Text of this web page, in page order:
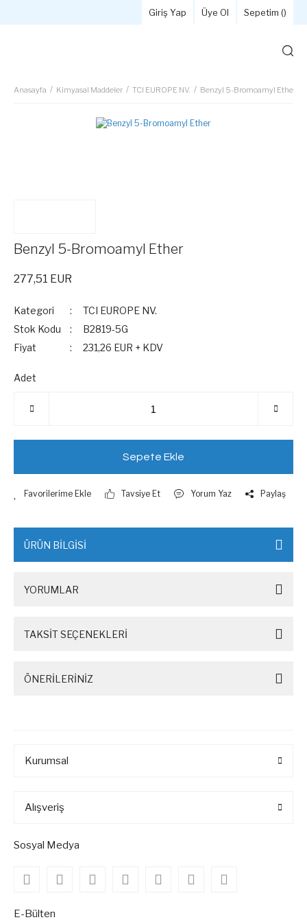
Giriş Yap Üye Ol Sepetim ()
Anasayfa Kimyasal Maddeler TCI EUROPE NV. Benzyl 5-Bromoamyl Ether
Benzyl 5-Bromoamyl Ether
277,51 EUR
Kategori
TCI EUROPE NV.
Stok Kodu
B2819-5G
Fiyat
231,26 EUR + KDV
Adet
Sepete Ekle
Tavsiye Et Yorum Yaz Paylaş
ÜRÜN BİLGİSİ
YORUMLAR
TAKSİT SEÇENEKLERİ
ÖNERİLERİNİZ
Kurumsal
Alışveriş
Sosyal Medya
E-Bülten